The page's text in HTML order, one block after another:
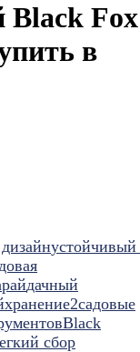
Black Fox
в
устойчивый
дачный
хранение2садовые
Black
сбор